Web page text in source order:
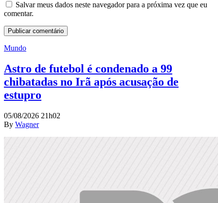
Salvar meus dados neste navegador para a próxima vez que eu
comentar.
Mundo
Astro de futebol é condenado a 99
chibatadas no Irã após acusação de
estupro
05/08/2026 21h02
By Wagner